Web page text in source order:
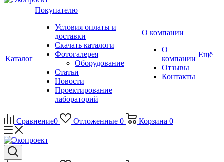
Каталог
Покупателю
Условия оплаты и
доставки
Скачать каталоги
Фотогалерея
Оборудование
Статьи
Новости
Проектирование
лабораторий
О компании
О
компании
Отзывы
Контакты
Ещё
Сравнение0 Отложенные 0 Корзина 0